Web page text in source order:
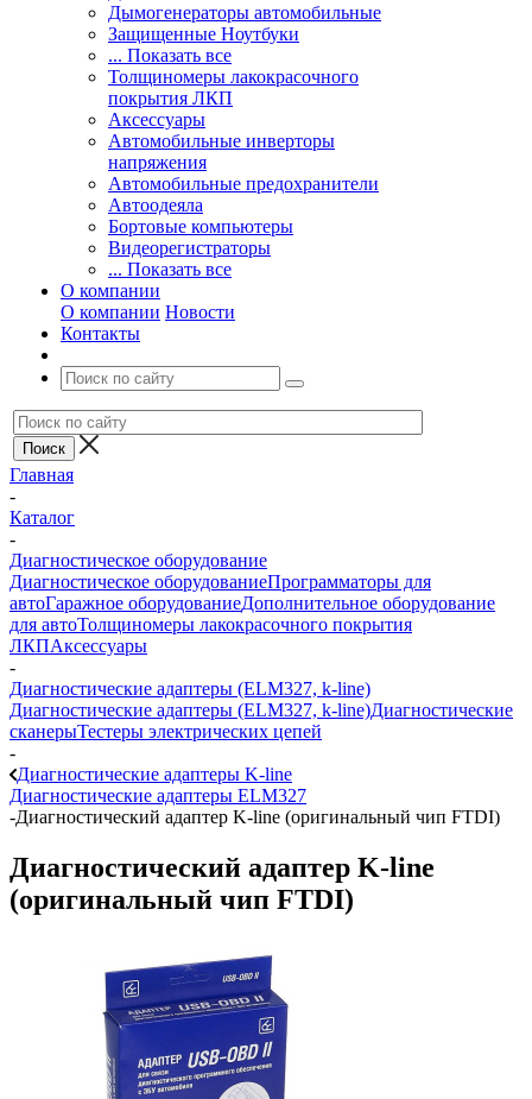
Дымогенераторы автомобильные
Защищенные Ноутбуки
... Показать все
Толщиномеры лакокрасочного
покрытия ЛКП
Аксессуары
Автомобильные инверторы
напряжения
Автомобильные предохранители
Автоодеяла
Бортовые компьютеры
Видеорегистраторы
... Показать все
О компании
О компании Новости
Контакты
Главная
-
Каталог
-
Диагностическое оборудование
Диагностическое оборудованиеПрограмматоры для
автоГаражное оборудованиеДополнительное оборудование
для автоТолщиномеры лакокрасочного покрытия
ЛКПАксессуары
-
Диагностические адаптеры (ELM327, k-line)
Диагностические адаптеры (ELM327, k-line)Диагностические
сканерыТестеры электрических цепей
-
Диагностические адаптеры K-line
Диагностические адаптеры ELM327
-Диагностический адаптер K-line (оригинальный чип FTDI)
Диагностический адаптер K-line
(оригинальный чип FTDI)